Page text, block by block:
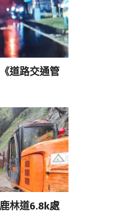
道路交通管
林道6.8k處